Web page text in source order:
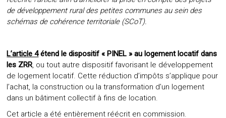
de développement rural des petites communes au sein des
schémas de cohérence territoriale (SCoT).
L’article 4 étend le dispositif « PINEL » au logement locatif dans
les ZRR, ou tout autre dispositif favorisant le développement
de logement locatif. Cette réduction d’impôts s’applique pour
l’achat, la construction ou la transformation d’un logement
dans un bâtiment collectif à fins de location.
Cet article a été entièrement réécrit en commission.